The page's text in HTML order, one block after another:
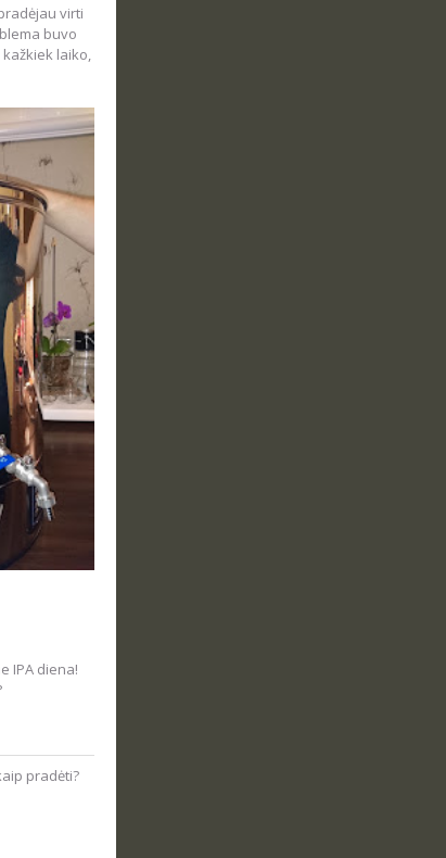
virti
buvo
laiko,
IPA diena!
pradėti?